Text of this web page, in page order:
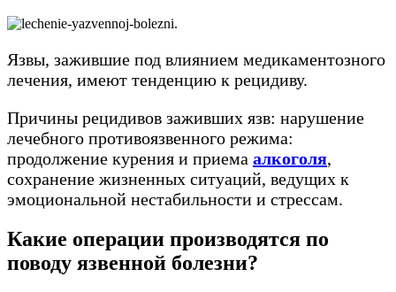
Язвы, зажившие под влиянием медикаментозного
лечения, имеют тенденцию к рецидиву.
Причины рецидивов заживших язв: нарушение
лечебного противоязвенного режима:
продолжение курения и приема алкоголя,
сохранение жизненных ситуаций, ведущих к
эмоциональной нестабильности и стрессам.
Какие операции производятся по
поводу язвенной болезни?